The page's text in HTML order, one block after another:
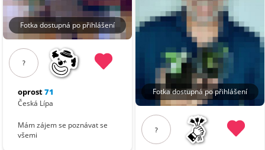
Fotka dostupná po přihlášení
?
oprost71
Česká Lípa
Mám zájem se poznávat se
všemi
Fotka dostupná po přihlášení
?